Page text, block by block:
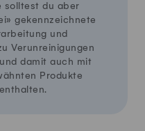
solltest du aber
gekennzeichnete
und
Verunreinigungen
damit auch mit
Produkte